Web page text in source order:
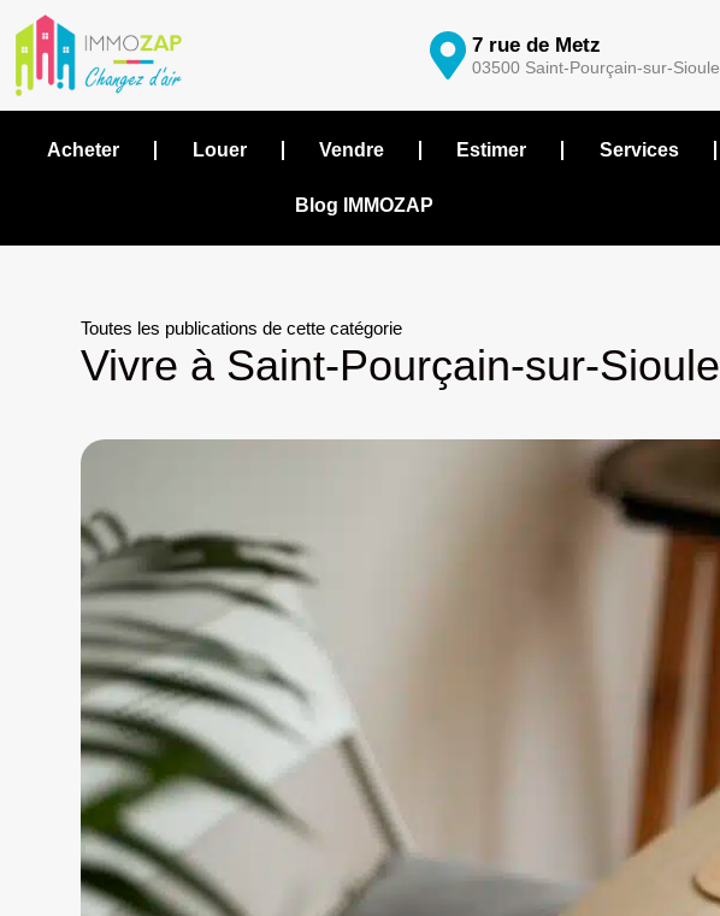
7 rue de Metz
03500 Saint-Pourçain-sur-Sioule
Acheter Louer Vendre Estimer Services
Blog IMMOZAP
Toutes les publications de cette catégorie
Vivre à Saint-Pourçain-sur-Sioule